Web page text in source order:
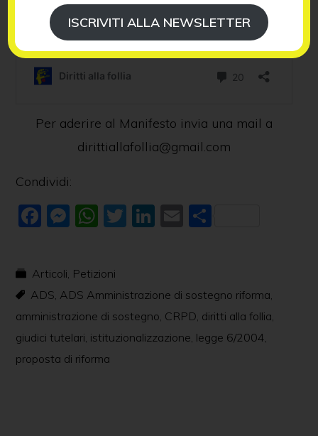
Per aderire al Manifesto invia una mail a
dirittiallafollia@gmail.com
Condividi:
F
e
b
o
o
M
e
n
g
er
W
s
A
p
p
T
er
Li
dI
n
E
vi
di
Articoli, Petizioni
ADS, ADS Amministrazione di sostegno riforma,
amministrazione di sostegno, CRPD, diritti alla follia,
giudici tutelari, istituzionalizzazione, legge 6/2004,
proposta di riforma
ISCRIVITI ALLA NEWSLETTER